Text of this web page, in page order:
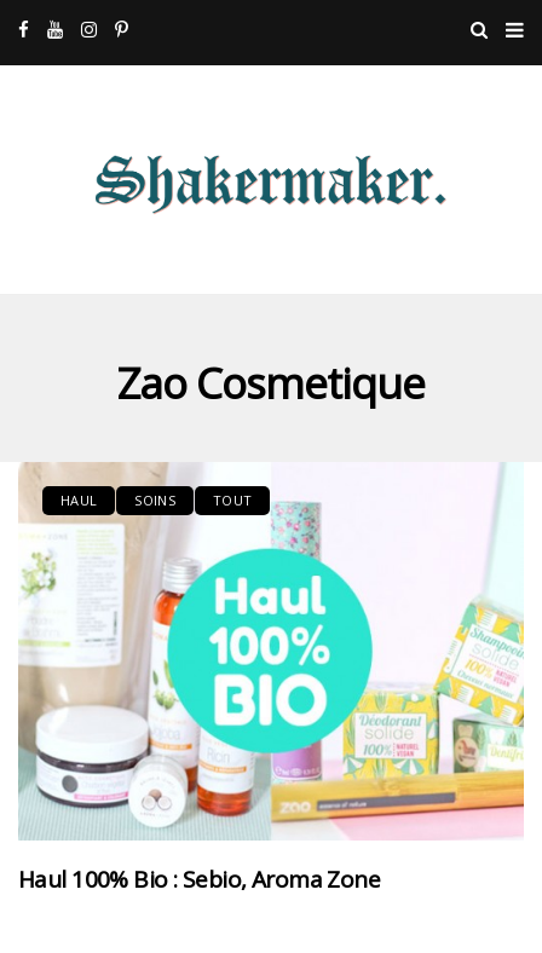
Zao Cosmetique
HAUL SOINS TOUT
Haul 100% Bio : Sebio, Aroma Zone